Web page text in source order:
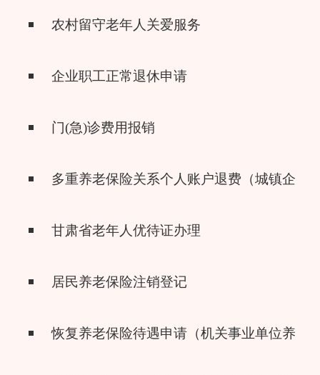
农村留守老年人关爱服务
企业职工正常退休申请
门(急)诊费用报销
多重养老保险关系个人账户退费（城镇企业
甘肃省老年人优待证办理
居民养老保险注销登记
恢复养老保险待遇申请（机关事业单位养老